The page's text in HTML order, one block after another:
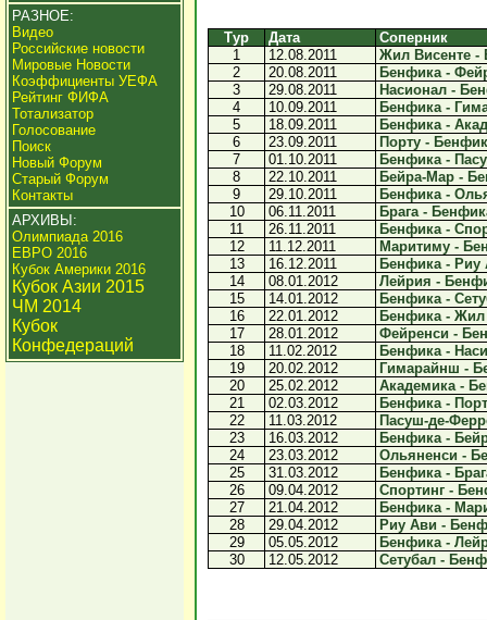
РАЗНОЕ:
Видео
Российские новости
Мировые Новости
Коэффициенты УЕФА
Рейтинг ФИФА
Тотализатор
Голосование
Поиск
Новый Форум
Старый Форум
Контакты
АРХИВЫ:
Олимпиада 2016
ЕВРО 2016
Кубок Америки 2016
Кубок Азии 2015
ЧМ 2014
Кубок
Конфедераций
Тур Дата
Соперник
1
12.08.2011
Жил Висенте -
2
20.08.2011
Бенфика -
3
29.08.2011
Насионал -
4
10.09.2011
Бенфика -
5
18.09.2011
Бенфика -
6
23.09.2011
Порту -
7
01.10.2011
Бенфика -
8
22.10.2011
Бейра-Мар -
9
29.10.2011
Бенфика -
10
06.11.2011
Брага -
11
26.11.2011
Бенфика -
12
11.12.2011
Маритиму -
13
16.12.2011
Бенфика - Риу
14
08.01.2012
Лейрия -
15
14.01.2012
Бенфика -
16
22.01.2012
Бенфика - Жил
17
28.01.2012
Фейренси -
18
11.02.2012
Бенфика -
19
20.02.2012
Гимарайнш -
20
25.02.2012
Академика -
21
02.03.2012
Бенфика -
22
11.03.2012
Пасуш-де-
23
16.03.2012
Бенфика -
24
23.03.2012
Ольяненси -
25
31.03.2012
Бенфика -
26
09.04.2012
Спортинг -
27
21.04.2012
Бенфика -
28
29.04.2012
Риу Ави -
29
05.05.2012
Бенфика -
30
12.05.2012 Сетубал -